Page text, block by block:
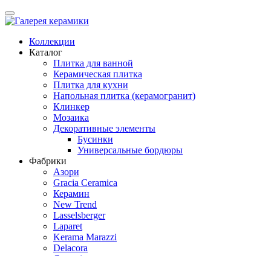
Коллекции
Каталог
Плитка для ванной
Керамическая плитка
Плитка для кухни
Напольная плитка (керамогранит)
Клинкер
Мозаика
Декоративные элементы
Бусинки
Универсальные бордюры
Фабрики
Азори
Gracia Ceramica
Керамин
New Trend
Lasselsberger
Laparet
Kerama Marazzi
Delacora